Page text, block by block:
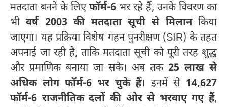
मतदाता बनने के लिएफॉर्म-6 भर रहे हैं, उनके विवरण का
भीवर्ष 2003 की मतदाता सूची से मिलानकिया
जाएगा। यह प्रक्रिया विशेष गहन पुनरीक्षण (SIR) के तहत
अपनाई जा रही है, ताकि मतदाता सूची को पूरी तरह शुद्ध
और प्रमाणिक बनाया जा सके। अब तक25 लाख से
अधिक लोग फॉर्म-6 भर चुके हैं। इनमें से 14,627
फॉर्म-6 राजनीतिक दलों की ओर से भरवाए गए हैं,